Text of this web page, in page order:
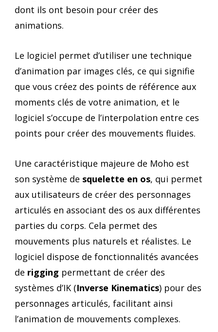
dont ils ont besoin pour créer des
animations.
Le logiciel permet d’utiliser une technique
d’animation par images clés, ce qui signifie
que vous créez des points de référence aux
moments clés de votre animation, et le
logiciel s’occupe de l’interpolation entre ces
points pour créer des mouvements fluides.
Une caractéristique majeure de Moho est
son système de squelette en os, qui permet
aux utilisateurs de créer des personnages
articulés en associant des os aux différentes
parties du corps. Cela permet des
mouvements plus naturels et réalistes. Le
logiciel dispose de fonctionnalités avancées
de rigging permettant de créer des
systèmes d’IK (Inverse Kinematics) pour des
personnages articulés, facilitant ainsi
l’animation de mouvements complexes.